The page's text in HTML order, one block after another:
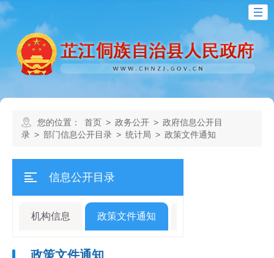
您的位置： 首页 > 政务公开 > 政府信息公开目
录 > 部门信息公开目录 > 统计局 > 政策文件通知
信息公开目录
机构信息 政策文件通知
政策文件通知